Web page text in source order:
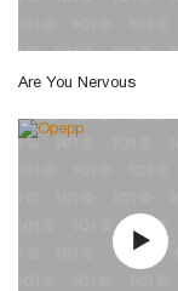
Are You Nervous